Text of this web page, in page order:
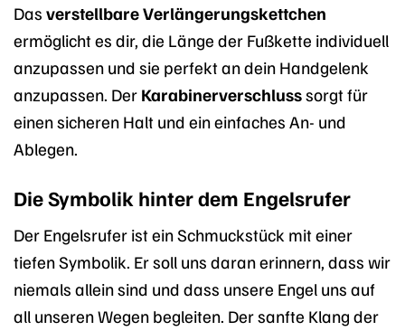
Das verstellbare Verlängerungskettchen
ermöglicht es dir, die Länge der Fußkette individuell
anzupassen und sie perfekt an dein Handgelenk
anzupassen. Der Karabinerverschlusssorgt für
einen sicheren Halt und ein einfaches An- und
Ablegen.
Die Symbolik hinter dem Engelsrufer
Der Engelsrufer ist ein Schmuckstück mit einer
tiefen Symbolik. Er soll uns daran erinnern, dass wir
niemals allein sind und dass unsere Engel uns auf
all unseren Wegen begleiten. Der sanfte Klang der